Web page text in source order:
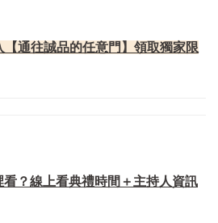
通往誠品的任意門】領取獨家限
？線上看典禮時間＋主持人資訊